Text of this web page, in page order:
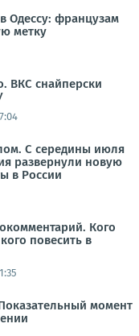
Одессу: французам
метку
ВКС снайперски
С середины июля
развернули новую
в России
Кого
повесить в
момент